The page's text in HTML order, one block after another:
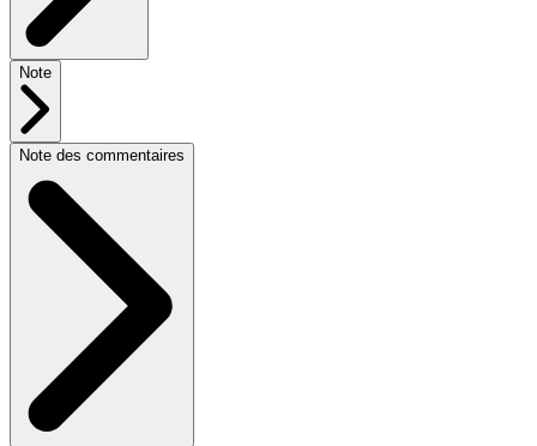
Note
Note des commentaires